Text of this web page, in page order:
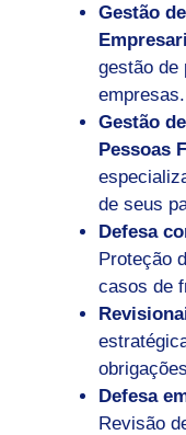
Gestão
gestão de
empresas.
Gestão
Pessoas
de seus
Defesa
Proteção
casos de
Defesa
Revisão